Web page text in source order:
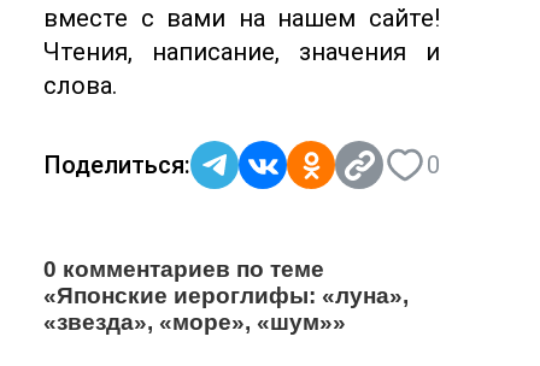
вместе с вами на нашем сайте!
Чтения, написание, значения и
слова.
Поделиться: 0
0 комментариев по теме
«Японские иероглифы: «луна»,
«звезда», «море», «шум»»